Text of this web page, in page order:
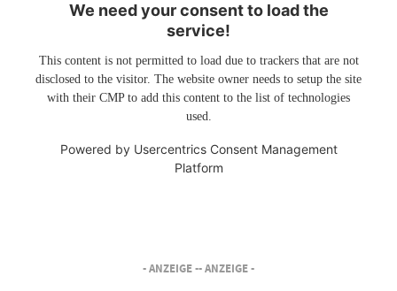
We need your consent to load the
service!
This content is not permitted to load due to trackers that are not
disclosed to the visitor. The website owner needs to setup the site
with their CMP to add this content to the list of technologies
used.
Powered by Usercentrics Consent Management
Platform
- ANZEIGE -- ANZEIGE -